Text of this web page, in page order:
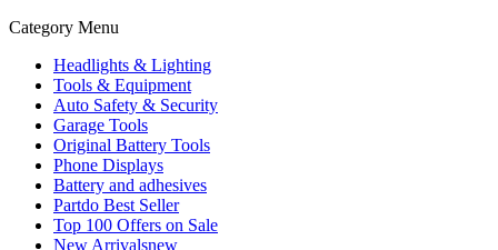
Category Menu
Headlights & Lighting
Tools & Equipment
Auto Safety & Security
Garage Tools
Original Battery Tools
Phone Displays
Battery and adhesives
Partdo Best Seller
Top 100 Offers on Sale
New Arrivalsnew